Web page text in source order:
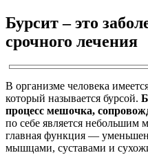
Бурсит – это
срочного лечения
В организме человека
который называется бурсой.
процесс мешочка,
по себе является
главная функция —
мышцами, суставами и